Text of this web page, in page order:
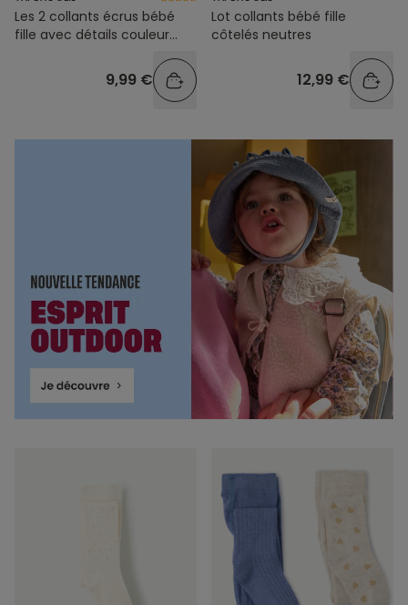
Les 2 collants écrus bébé
fille avec détails couleur
9,99 €
Lot collants bébé fille
côtelés neutres
12,99 €